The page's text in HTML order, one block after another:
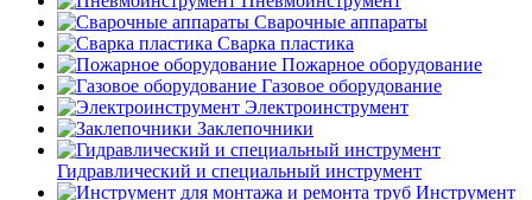
Сварочные аппараты
Сварка пластика
Пожарное оборудование
Газовое оборудование
Электроинструмент
Заклепочники
Гидравлический и специальный инструмент
Инструмент